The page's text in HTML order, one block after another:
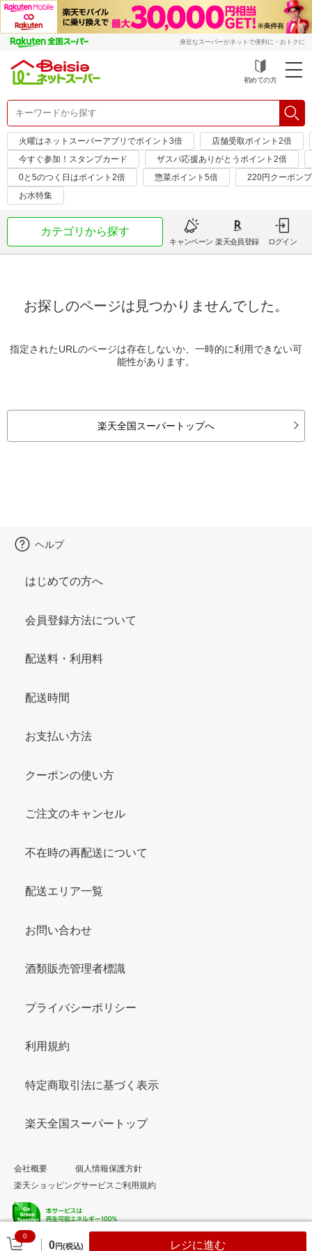
身近なスーパーがネットで便利に・おトクに
初めての方
火曜はネットスーパーアプリでポイント3倍
店舗受取ポイント2倍
今すぐ参加！スタンプカード
ザスパ応援ありがとうポイント2倍
0と5のつく日はポイント2倍
惣菜ポイント5倍
220円クーポン
お水特集
カテゴリから探す
キャンペーン 楽天会員登録 ログイン
お探しのページは見つかりませんでした。
指定されたURLのページは存在しないか、一時的に利用できない可
能性があります。
楽天全国スーパートップへ
0
0円(税込) レジに進む
ヘルプ
はじめての方へ
会員登録方法について
配送料・利用料
配送時間
お支払い方法
クーポンの使い方
ご注文のキャンセル
不在時の再配送について
配送エリア一覧
お問い合わせ
酒類販売管理者標識
プライバシーポリシー
利用規約
特定商取引法に基づく表示
楽天全国スーパートップ
会社概要
個人情報保護方針
楽天ショッピングサービスご利用規約
© Rakuten Group, Inc.